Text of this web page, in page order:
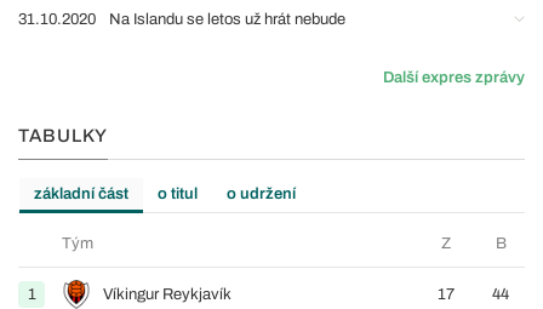
31.10.2020 Na Islandu se letos už hrát nebude
Další expres zprávy
TABULKY
základní část o titul o udržení
Tým Z B
1 Víkingur Reykjavík 17 44